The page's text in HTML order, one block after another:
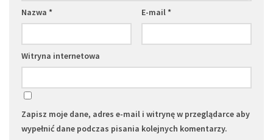
Nazwa * E-mail*
Witryna internetowa
Zapisz moje dane, adres e-mail i witrynę w przeglądarce aby
wypełnić dane podczas pisania kolejnych komentarzy.